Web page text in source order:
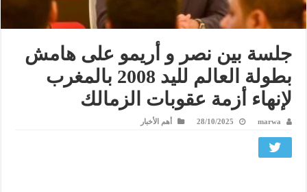
جلسة بين نصر و أريمو على هامش
بطولة العالم لليد 2008 بالمغرب
لإنهاء أزمة عقوبات الزمالك
marwa
28/10/2025 أهم الأخبار